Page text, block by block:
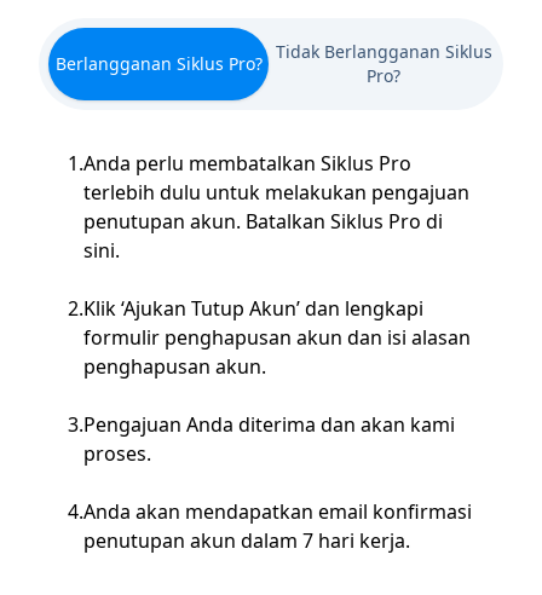
Berlangganan Siklus Pro?
Tidak Berlangganan Siklus
Pro?
1.Anda perlu membatalkan Siklus Pro
terlebih dulu untuk melakukan pengajuan
penutupan akun. Batalkan Siklus Pro di
sini.
2.Klik ‘Ajukan Tutup Akun’ dan lengkapi
formulir penghapusan akun dan isi alasan
penghapusan akun.
3.Pengajuan Anda diterima dan akan kami
proses.
4.Anda akan mendapatkan email konfirmasi
penutupan akun dalam 7 hari kerja.